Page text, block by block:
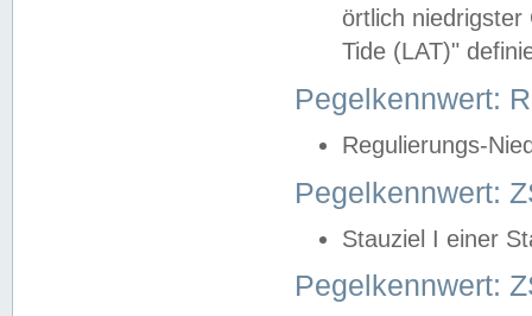
örtlich
Tide (LAT)"
Pegelkennwert:
Regulierungs-
Pegelkennwert:
Stauziel I einer
Pegelkennwert: